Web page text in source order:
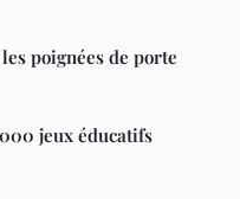
poignées de porte
jeux éducatifs